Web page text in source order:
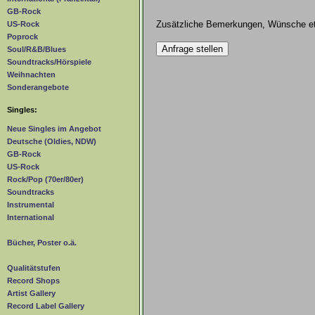
GB-Rock
US-Rock
Poprock
Soul/R&B/Blues
Soundtracks/Hörspiele
Weihnachten
Sonderangebote
Singles:
Neue Singles im Angebot
Deutsche (Oldies, NDW)
GB-Rock
US-Rock
Rock/Pop (70er/80er)
Soundtracks
Instrumental
International
Bücher, Poster o.ä.
Qualitätstufen
Record Shops
Artist Gallery
Record Label Gallery
Zusätzliche Bemerkungen, Wünsche